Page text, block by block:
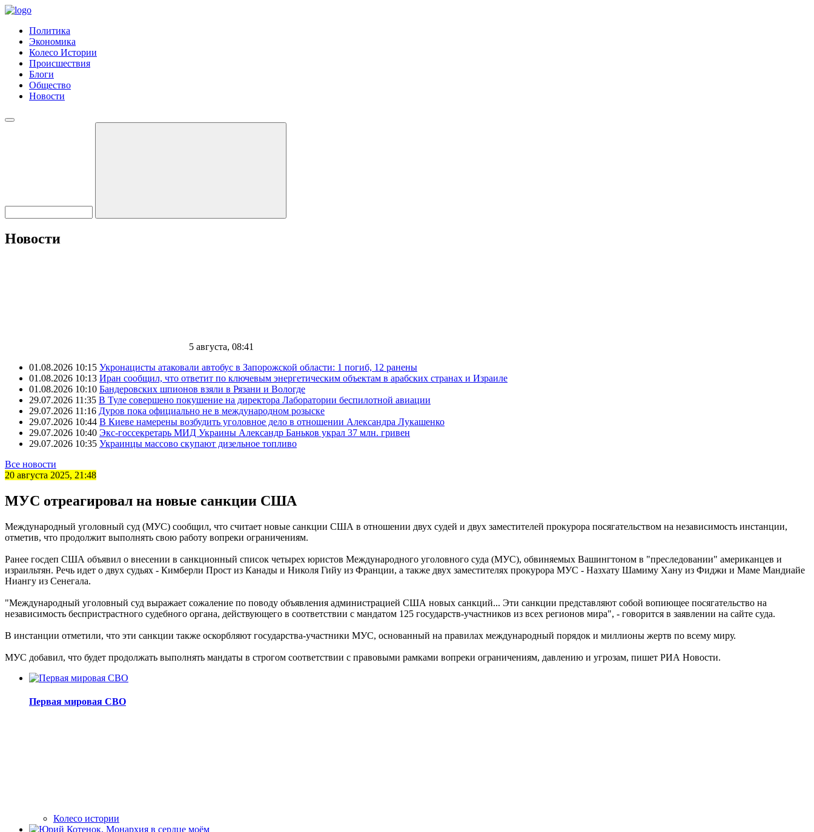
Политика
Экономика
Колесо Истории
Происшествия
Блоги
Общество
Новости
Новости
5 августа, 08:41
01.08.2026 10:15 Укронацисты атаковали автобус в Запорожской области: 1 погиб, 12 ранены
01.08.2026 10:13 Иран сообщил, что ответит по ключевым энергетическим объектам в арабских странах и Израиле
01.08.2026 10:10 Бандеровских шпионов взяли в Рязани и Вологде
29.07.2026 11:35 В Туле совершено покушение на директора Лаборатории беспилотной авиации
29.07.2026 11:16 Дуров пока официально не в международном розыске
29.07.2026 10:44 В Киеве намерены возбудить уголовное дело в отношении Александра Лукашенко
29.07.2026 10:40 Экс-госсекретарь МИД Украины Александр Баньков украл 37 млн. гривен
29.07.2026 10:35 Украинцы массово скупают дизельное топливо
Все новости
20 августа 2025, 21:48
МУС отреагировал на новые санкции США
Международный уголовный суд (МУС) сообщил, что считает новые санкции США в отношении двух судей и двух заместителей прокурора посягательством на независимость инстанции,
отметив, что продолжит выполнять свою работу вопреки ограничениям.
Ранее госдеп США объявил о внесении в санкционный список четырех юристов Международного уголовного суда (МУС), обвиняемых Вашингтоном в "преследовании" американцев и
израильтян. Речь идет о двух судьях - Кимберли Прост из Канады и Николя Гийу из Франции, а также двух заместителях прокурора МУС - Назхату Шамиму Хану из Фиджи и Маме Мандиайе
Ниангу из Сенегала.
"Международный уголовный суд выражает сожаление по поводу объявления администрацией США новых санкций... Эти санкции представляют собой вопиющее посягательство на
независимость беспристрастного судебного органа, действующего в соответствии с мандатом 125 государств-участников из всех регионов мира", - говорится в заявлении на сайте суда.
В инстанции отметили, что эти санкции также оскорбляют государства-участники МУС, основанный на правилах международный порядок и миллионы жертв по всему миру.
МУС добавил, что будет продолжать выполнять мандаты в строгом соответствии с правовыми рамками вопреки ограничениям, давлению и угрозам, пишет РИА Новости.
Первая мировая СВО
Колесо истории